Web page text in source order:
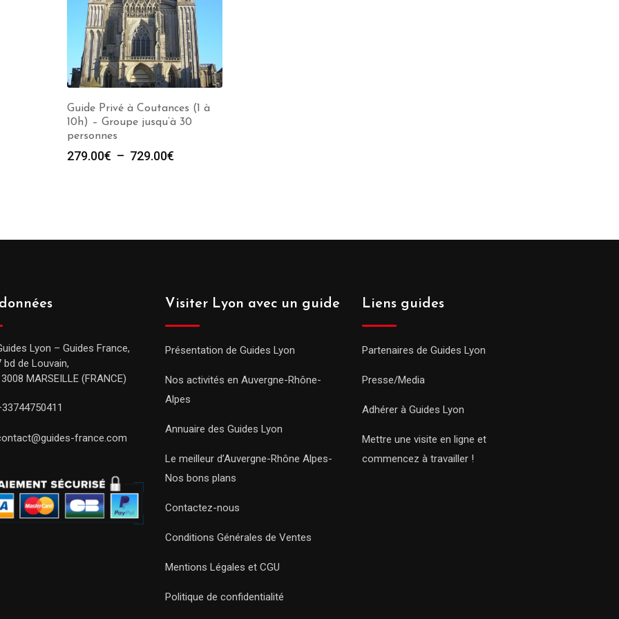
Guide Privé à Coutances (1 à
10h) – Groupe jusqu’à 30
personnes
279.00€ – 729.00€Plage
Lyon – Guides France,
bd de Louvain,
MARSEILLE (FRANCE)
france.com
Visiter Lyon avec un guide
Présentation de Guides Lyon
Nos activités en Auvergne-Rhône-
Alpes
Annuaire des Guides Lyon
Le meilleur d’Auvergne-Rhône Alpes-
Nos bons plans
Contactez-nous
Conditions Générales de Ventes
Mentions Légales et CGU
Politique de confidentialité
Liens guides
Partenaires de Guides Lyon
Presse/Media
Adhérer à Guides Lyon
Mettre une visite en ligne et
commencez à travailler !